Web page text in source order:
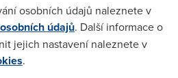
nejvyšší rychlost v
polepšil o další1 %na64,7
naměřili na Královéhradecku,
53,5 Mb/s
osobních údajů naleznete v
údajů. Další informace o
jejich nastavení naleznete v
.